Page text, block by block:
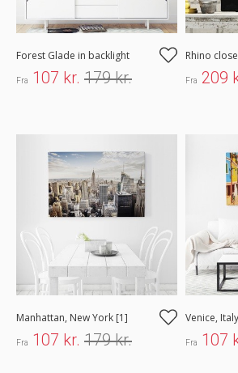
Forest Glade in backlight
Fra 107 kr. 179 kr.
Rhino
Fra 209
Manhattan, New York [1]
Fra 107 kr. 179 kr.
Venice, Italy
Fra 107